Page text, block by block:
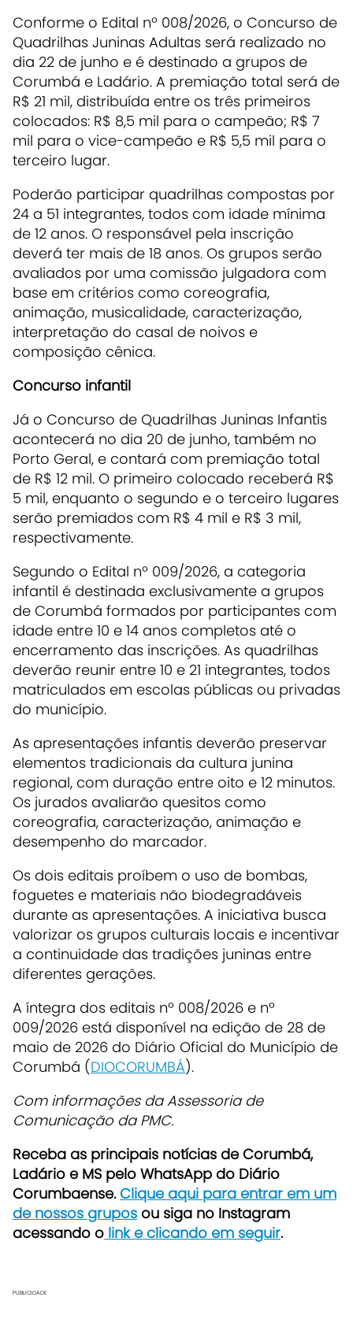
Conforme o Edital nº 008/2026, o Concurso de
Quadrilhas Juninas Adultas será realizado no
dia 22 de junho e é destinado a grupos de
Corumbá e Ladário. A premiação total será de
R$ 21 mil, distribuída entre os três primeiros
colocados: R$ 8,5 mil para o campeão; R$ 7
mil para o vice-campeão e R$ 5,5 mil para o
terceiro lugar.
Poderão participar quadrilhas compostas por
24 a 51 integrantes, todos com idade mínima
de 12 anos. O responsável pela inscrição
deverá ter mais de 18 anos. Os grupos serão
avaliados por uma comissão julgadora com
base em critérios como coreografia,
animação, musicalidade, caracterização,
interpretação do casal de noivos e
composição cênica.
Concurso infantil
Já o Concurso de Quadrilhas Juninas Infantis
acontecerá no dia 20 de junho, também no
Porto Geral, e contará com premiação total
de R$ 12 mil. O primeiro colocado receberá R$
5 mil, enquanto o segundo e o terceiro lugares
serão premiados com R$ 4 mil e R$ 3 mil,
respectivamente.
Segundo o Edital nº 009/2026, a categoria
infantil é destinada exclusivamente a grupos
de Corumbá formados por participantes com
idade entre 10 e 14 anos completos até o
encerramento das inscrições. As quadrilhas
deverão reunir entre 10 e 21 integrantes, todos
matriculados em escolas públicas ou privadas
do município.
As apresentações infantis deverão preservar
elementos tradicionais da cultura junina
regional, com duração entre oito e 12 minutos.
Os jurados avaliarão quesitos como
coreografia, caracterização, animação e
desempenho do marcador.
Os dois editais proíbem o uso de bombas,
foguetes e materiais não biodegradáveis
durante as apresentações. A iniciativa busca
valorizar os grupos culturais locais e incentivar
a continuidade das tradições juninas entre
diferentes gerações.
A íntegra dos editais nº 008/2026 e nº
009/2026 está disponível na edição de 28 de
maio de 2026 do Diário Oficial do Município de
Corumbá (DIOCORUMBÁ).
Com informações da Assessoria de
Comunicação da PMC.
Receba as principais notícias de Corumbá,
Ladário e MS pelo WhatsApp do Diário
Corumbaense.Clique aqui para entrar em um
de nossos grupos ou siga no Instagram
acessando o link e clicando em seguir.
PUBLICIDADE